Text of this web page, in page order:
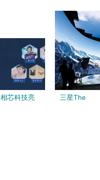
计划书
影视艺术学
院正式成
立，赋能数
字内容制作
新未来
相芯科技亮
三星The